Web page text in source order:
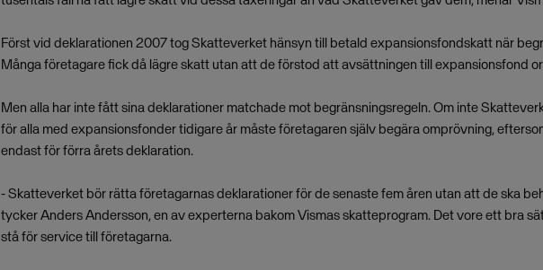
Först vid deklarationen 2007 tog Skatteverket hänsyn till betald expansionsfondskatt när
Många företagare fick då lägre skatt utan att de förstod att avsättningen till expansionsfond
Men alla har inte fått sina deklarationer matchade mot begränsningsregeln. Om inte
för alla med expansionsfonder tidigare år måste företagaren själv begära omprövning,
endast för förra årets deklaration.
- Skatteverket bör rätta företagarnas deklarationer för de senaste fem åren utan att de ska
tycker Anders Andersson, en av experterna bakom Vismas skatteprogram. Det vore ett bra
stå för service till företagarna.